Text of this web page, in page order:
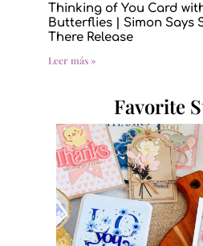
Thinking of You Card
Butterflies | Simon Says
There Release
Leer más »
Favorite